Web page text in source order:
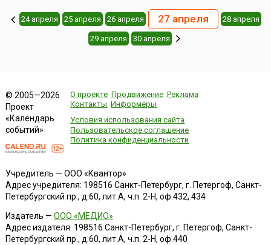
24 апреля 25 апреля 26 апреля 27 апреля 28 апреля
29 апреля 30 апреля
© 2005—2026
Проект
«Календарь
событий»
О проекте Продвижение Реклама
Контакты Информеры
Условия использования сайта
Пользовательское соглашение
Политика конфиденциальности
Учредитель — ООО «Квантор»
Адрес учредителя: 198516 Санкт-Петербург, г. Петергоф, Санкт-
Петербургский пр., д.60, лит.А, ч.п. 2-Н, оф.432, 434
Издатель — ООО «МЕДИО»
Адрес издателя: 198516 Санкт-Петербург, г. Петергоф, Санкт-
Петербургский пр., д.60, лит.А, ч.п. 2-Н, оф.440